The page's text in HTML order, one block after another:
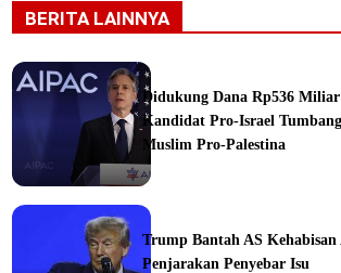
BERITA LAINNYA
Didukung Dana Rp536
Kandidat Pro-Israel
Muslim Pro-Palestina
Trump Bantah AS
Penjarakan Penyebar Isu